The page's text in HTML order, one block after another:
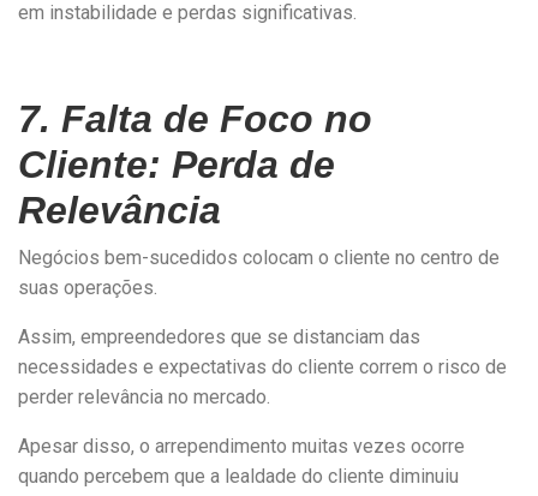
em instabilidade e perdas significativas.
7. Falta de Foco no
Cliente: Perda de
Relevância
Negócios bem-sucedidos colocam o cliente no centro de
suas operações.
Assim, empreendedores que se distanciam das
necessidades e expectativas do cliente correm o risco de
perder relevância no mercado.
Apesar disso, o arrependimento muitas vezes ocorre
quando percebem que a lealdade do cliente diminuiu